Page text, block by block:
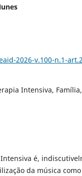
2026-v.100-n.1-
Intensiva,
é,
da música